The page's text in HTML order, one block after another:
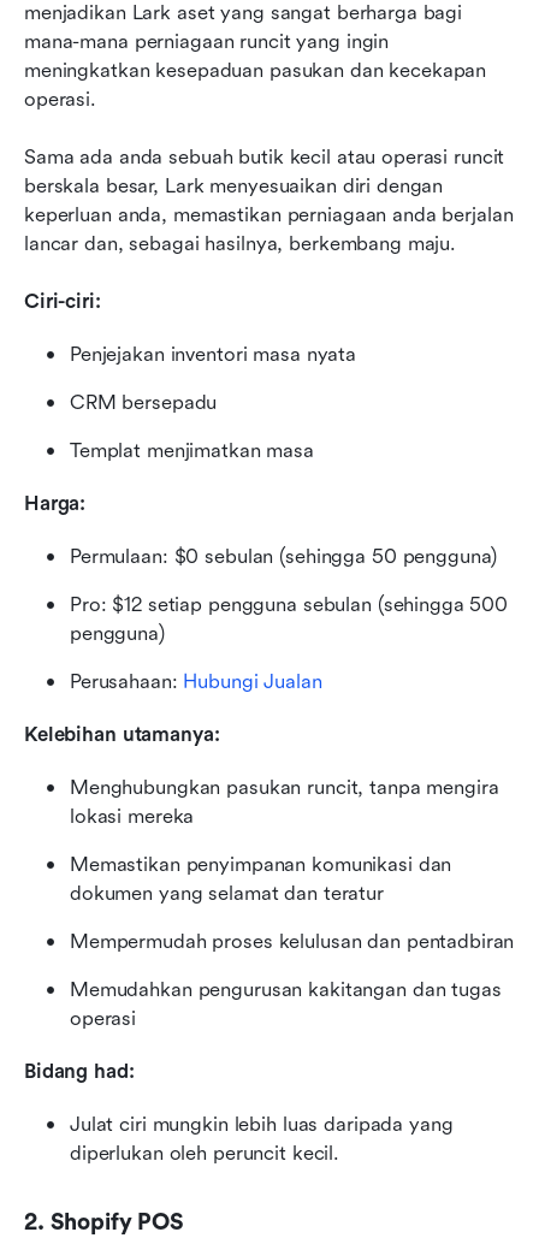
menjadikan Lark aset yang sangat berharga bagi
mana-mana perniagaan runcit yang ingin
meningkatkan kesepaduan pasukan dan kecekapan
operasi.
Sama ada anda sebuah butik kecil atau operasi runcit
berskala besar, Lark menyesuaikan diri dengan
keperluan anda, memastikan perniagaan anda berjalan
lancar dan, sebagai hasilnya, berkembang maju.
Ciri-ciri:
Penjejakan inventori masa nyata
CRM bersepadu
Templat menjimatkan masa
Harga:
Permulaan: $0 sebulan (sehingga 50 pengguna)
Pro: $12 setiap pengguna sebulan (sehingga 500
pengguna)
Perusahaan: Hubungi Jualan
Kelebihan utamanya:
Menghubungkan pasukan runcit, tanpa mengira
lokasi mereka
Memastikan penyimpanan komunikasi dan
dokumen yang selamat dan teratur
Mempermudah proses kelulusan dan pentadbiran
Memudahkan pengurusan kakitangan dan tugas
operasi
Bidang had:
Julat ciri mungkin lebih luas daripada yang
diperlukan oleh peruncit kecil.
2. Shopify POS